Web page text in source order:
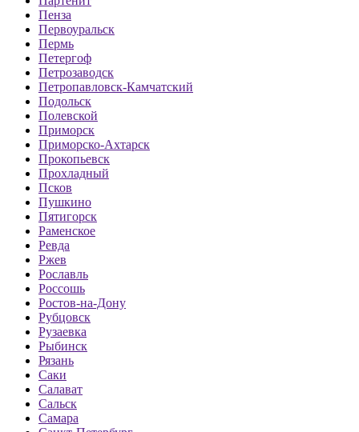
Пенза
Первоуральск
Пермь
Петергоф
Петрозаводск
Петропавловск-Камчатский
Подольск
Полевской
Приморск
Приморско-Ахтарск
Прокопьевск
Прохладный
Псков
Пушкино
Пятигорск
Раменское
Ревда
Ржев
Рославль
Россошь
Ростов-на-Дону
Рубцовск
Рузаевка
Рыбинск
Рязань
Саки
Салават
Сальск
Самара